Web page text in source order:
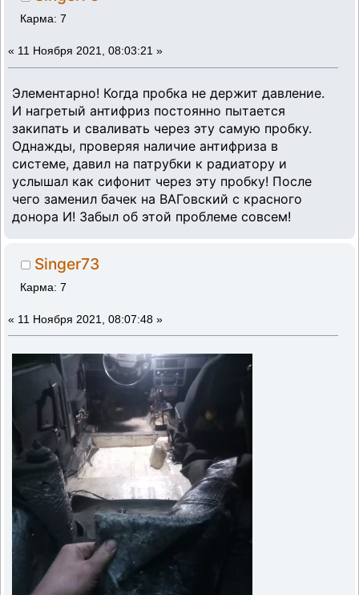
Карма: 7
« 11 Ноября 2021, 08:03:21 »
Элементарно! Когда пробка не держит давление.
И нагретый антифриз постоянно пытается
закипать и сваливать через эту самую пробку.
Однажды, проверяя наличие антифриза в
системе, давил на патрубки к радиатору и
услышал как сифонит через эту пробку! После
чего заменил бачек на ВАГовский с красного
донора И! Забыл об этой проблеме совсем!
Singer73
Карма: 7
« 11 Ноября 2021, 08:07:48 »